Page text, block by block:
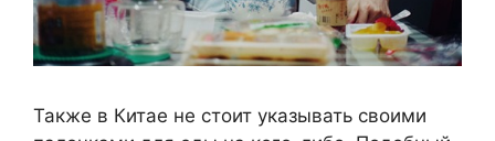
Также в Китае не стоит указывать своими